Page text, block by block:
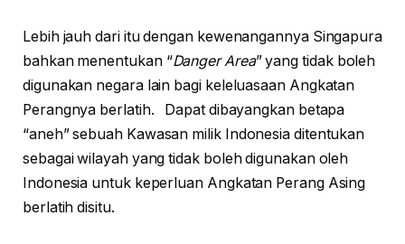
Lebih jauh dari itu dengan kewenangannya Singapura
bahkan menentukan “Danger Area” yang tidak boleh
digunakan negara lain bagi keleluasaan Angkatan
Perangnya berlatih. Dapat dibayangkan betapa
“aneh” sebuah Kawasan milik Indonesia ditentukan
sebagai wilayah yang tidak boleh digunakan oleh
Indonesia untuk keperluan Angkatan Perang Asing
berlatih disitu.